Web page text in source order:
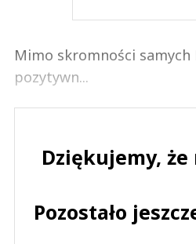
Mimo skromności samych
pozytywn...
Dziękujemy, że
Pozostało